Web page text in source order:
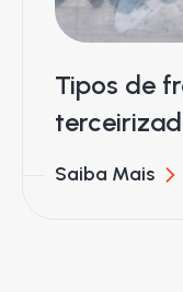
Tipos de
Saiba Mais